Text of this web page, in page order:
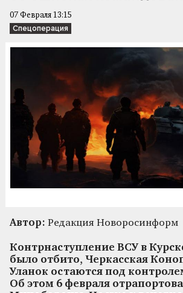
07 Февраля 13:15
Спецоперация
Автор: Редакция Новоросинформ
Контрнаступление ВСУ в
было отбито, Черкасская
Уланок остаются под
Об этом 6 февраля